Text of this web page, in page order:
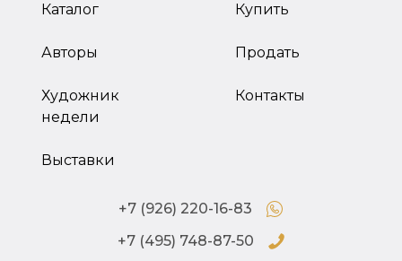
Каталог
Авторы
Художник
недели
Выставки
Купить
Продать
Контакты
+7 (926) 220-16-83
+7 (495) 748-87-50